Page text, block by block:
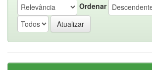
Ordenar